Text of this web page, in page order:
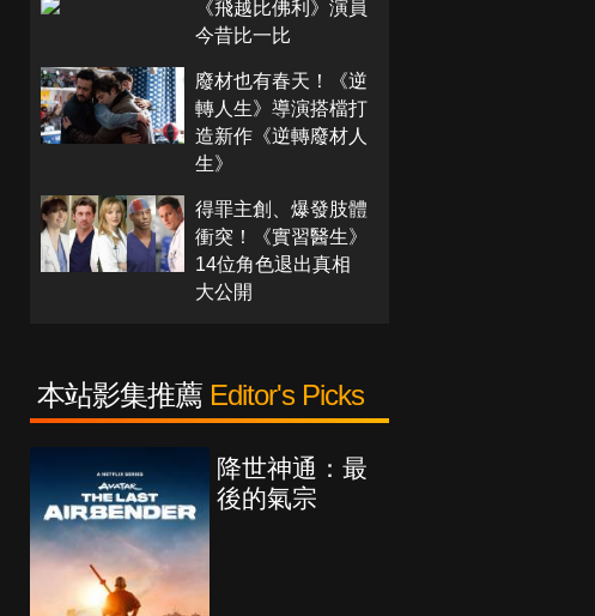
《飛越比佛利》演員
今昔比一比
廢材也有春天！《逆
轉人生》導演搭檔打
造新作《逆轉廢材人
生》
得罪主創、爆發肢體
衝突！《實習醫生》
14位角色退出真相
大公開
本站影集推薦 Editor's Picks
降世神通：最
後的氣宗